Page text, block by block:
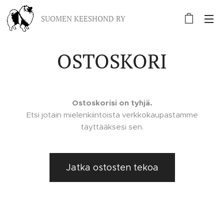
SUOMEN KEESHOND RY
OSTOSKORI
Ostoskorisi on tyhjä.
Etsi jotain mielenkiintoista verkkokaupastamme
täyttääksesi sen.
Jatka ostosten tekoa